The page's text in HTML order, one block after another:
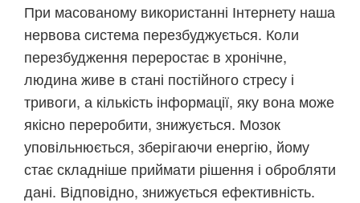
При масованому використанні Інтернету наша
нервова система перезбуджується. Коли
перезбудження переростає в хронічне,
людина живе в стані постійного стресу і
тривоги, а кількість інформації, яку вона може
якісно переробити, знижується. Мозок
уповільнюється, зберігаючи енергію, йому
стає складніше приймати рішення і обробляти
дані. Відповідно, знижується ефективність.